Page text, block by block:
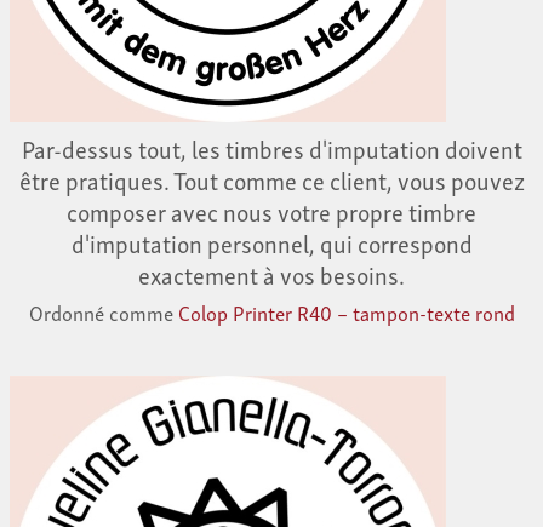
Par-dessus tout, les timbres d'imputation doivent
être pratiques. Tout comme ce client, vous pouvez
composer avec nous votre propre timbre
d'imputation personnel, qui correspond
exactement à vos besoins.
Ordonné commeColop Printer R40 – tampon-texte rond